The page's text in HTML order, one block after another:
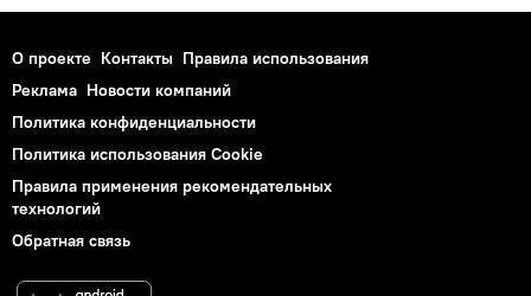
О проекте Контакты Правила использования
Реклама Новости компаний
Политика конфиденциальности
Политика использования Cookie
Правила применения рекомендательных
технологий
Обратная связь